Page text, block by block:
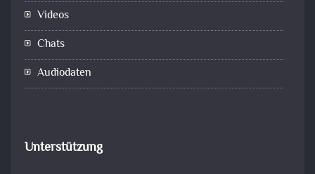
Videos
Chats
Audiodaten
Unterstützung